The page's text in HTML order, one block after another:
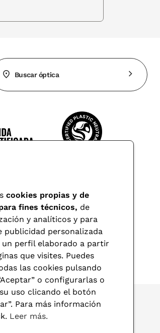
Buscar óptica
cookies propias y de
fines técnicos, de
y analíticos y para
publicidad personalizada
un perfil elaborado a partir
que visites. Puedes
las cookies pulsando
o configurarlas o
uso clicando el botón
Para más información
Leer más.